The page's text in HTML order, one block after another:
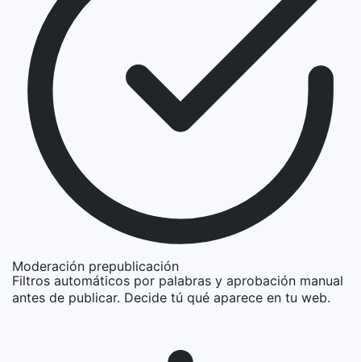
Moderación prepublicación
Filtros automáticos por palabras y aprobación manual
antes de publicar. Decide tú qué aparece en tu web.